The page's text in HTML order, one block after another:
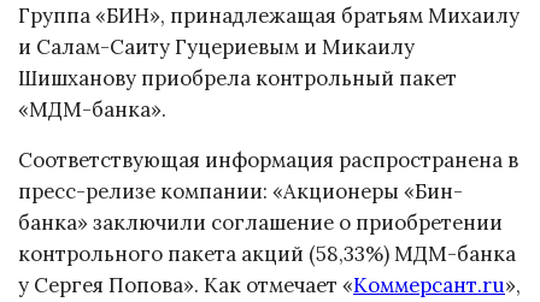
Группа «БИН», принадлежащая братьям Михаилу
и Салам-Саиту Гуцериевым и Микаилу
Шишханову приобрела контрольный пакет
«МДМ-банка».
Соответствующая информация распространена в
пресс-релизе компании: «Акционеры «Бин-
банка» заключили соглашение о приобретении
контрольного пакета акций (58,33%) МДМ-банка
у Сергея Попова». Как отмечает «Коммерсант.ru»,